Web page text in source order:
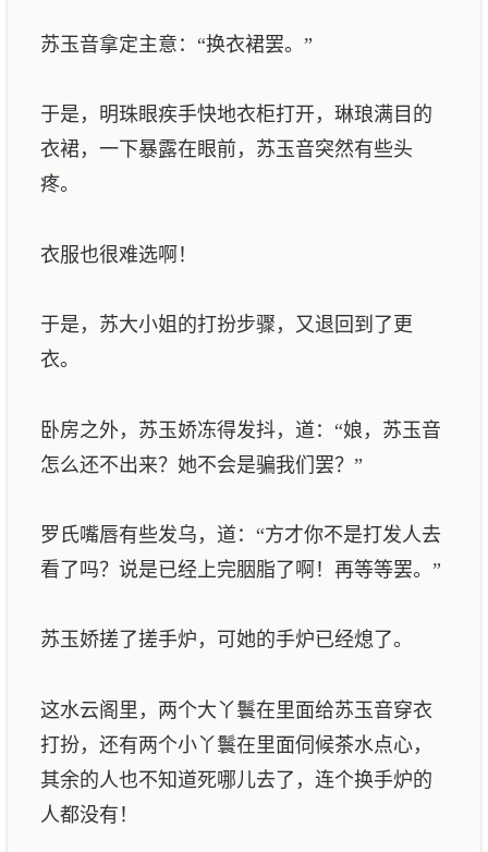
苏玉音拿定主意：“换衣裙罢。”
于是，明珠眼疾手快地衣柜打开，琳琅满目的
衣裙，一下暴露在眼前，苏玉音突然有些头
疼。
衣服也很难选啊！
于是，苏大小姐的打扮步骤，又退回到了更
衣。
卧房之外，苏玉娇冻得发抖，道：“娘，苏玉音
怎么还不出来？她不会是骗我们罢？”
罗氏嘴唇有些发乌，道：“方才你不是打发人去
看了吗？说是已经上完胭脂了啊！再等等罢。”
苏玉娇搓了搓手炉，可她的手炉已经熄了。
这水云阁里，两个大丫鬟在里面给苏玉音穿衣
打扮，还有两个小丫鬟在里面伺候茶水点心，
其余的人也不知道死哪儿去了，连个换手炉的
人都没有！